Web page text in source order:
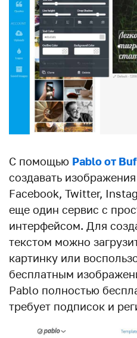
С помощью Pablo от
создавать
Facebook, Twitter,
еще один сервис с
интерфейсом. Для
текстом можно
картинку или
бесплатным
Pablo полностью
требует подписок и